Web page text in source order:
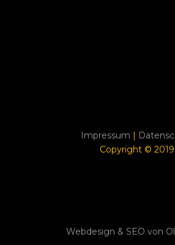
Impressum |
Copyright © 2019
Webdesign & SEO von